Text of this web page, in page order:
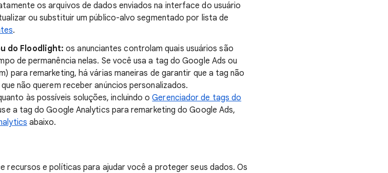
os arquivos de dados enviados na interface do usuário
ou substituir um público-alvo segmentado por lista de
.
do Floodlight: os anunciantes controlam quais usuários são
de permanência nelas. Se você usa a tag do Google Ads ou
para remarketing, há várias maneiras de garantir que a tag não
não querem receber anúncios personalizados.
às possíveis soluções, incluindo oGerenciador de tags do
a tag do Google Analytics para remarketing do Google Ads,
abaixo.
recursos e políticas para ajudar você a proteger seus dados. Os